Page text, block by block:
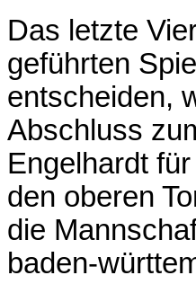
Das letzte
geführten
entscheiden,
Abschluss
Engelhardt
den oberen
die
baden-